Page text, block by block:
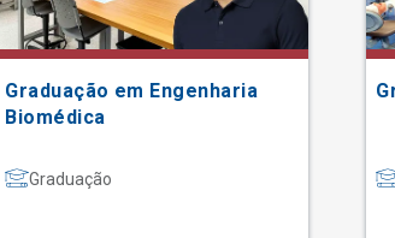
Graduação em Engenharia
Biomédica
Graduação